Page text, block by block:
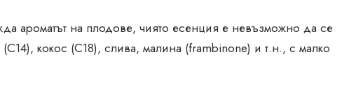
ароматът на плодове, чиято есенция е невъзможно да се
(C14), кокос (C18), слива, малина (frambinone) и т.н., с малко